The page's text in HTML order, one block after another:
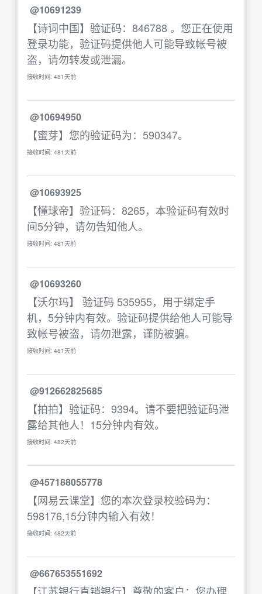
@10691239
【诗词中国】验证码：846788 。您正在使用
登录功能，验证码提供他人可能导致帐号被
盗，请勿转发或泄漏。
接收时间: 481天前
@10694950
【蜜芽】您的验证码为：590347。
接收时间: 481天前
@10693925
【懂球帝】验证码：8265，本验证码有效时
间5分钟，请勿告知他人。
接收时间: 481天前
@10693260
【沃尔玛】 验证码 535955，用于绑定手
机，5分钟内有效。验证码提供给他人可能导
致帐号被盗，请勿泄露，谨防被骗。
接收时间: 481天前
@912662825685
【拍拍】验证码：9394。请不要把验证码泄
露给其他人！15分钟内有效。
接收时间: 482天前
@457188055778
【网易云课堂】您的本次登录校验码为：
598176,15分钟内输入有效！
接收时间: 482天前
@667653551692